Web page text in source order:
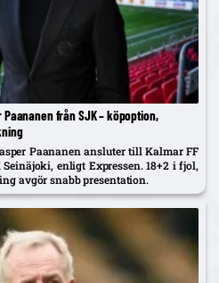
från SJK – köpoption,
Paananen ansluter till Kalmar FF
enligt Expressen. 18+2 i fjol,
avgör snabb presentation.